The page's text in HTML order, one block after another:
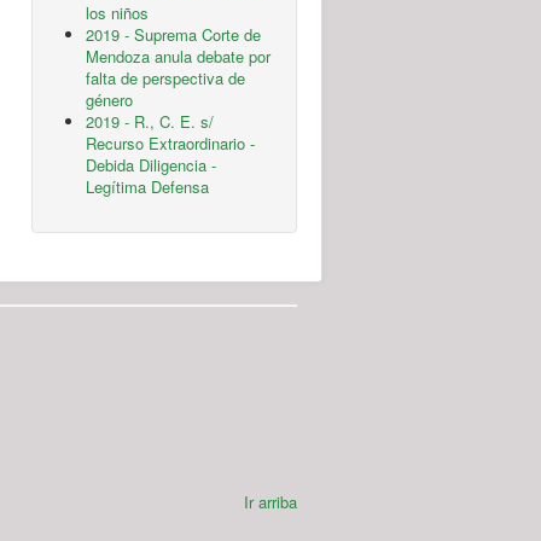
los niños
2019 - Suprema Corte de
Mendoza anula debate por
falta de perspectiva de
género
2019 - R., C. E. s/
Recurso Extraordinario -
Debida Diligencia -
Legítima Defensa
Ir arriba